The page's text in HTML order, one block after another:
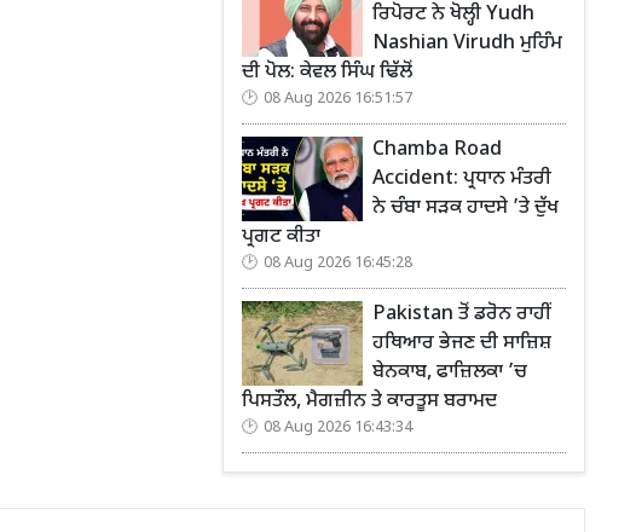
ਰਿਪੋਰਟ ਨੇ ਖੋਲ੍ਹੀ Yudh
Nashian Virudh ਮੁਹਿੰਮ
ਦੀ ਪੋਲ: ਕੇਵਲ ਸਿੰਘ ਢਿੱਲੋਂ
08 Aug 2026 16:51:57
Chamba Road
Accident: ਪ੍ਰਧਾਨ ਮੰਤਰੀ
ਨੇ ਚੰਬਾ ਸੜਕ ਹਾਦਸੇ ’ਤੇ ਦੁੱਖ
ਪ੍ਰਗਟ ਕੀਤਾ
08 Aug 2026 16:45:28
Pakistan ਤੋਂ ਡਰੋਨ ਰਾਹੀਂ
ਹਥਿਆਰ ਭੇਜਣ ਦੀ ਸਾਜ਼ਿਸ਼
ਬੇਨਕਾਬ, ਫਾਜ਼ਿਲਕਾ ’ਚ
ਪਿਸਤੌਲ, ਮੈਗਜ਼ੀਨ ਤੇ ਕਾਰਤੂਸ ਬਰਾਮਦ
08 Aug 2026 16:43:34